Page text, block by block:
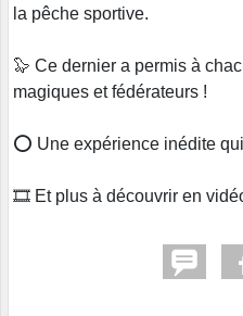
la pêche sportive.
🦭 Ce dernier a permis à
magiques et fédérateurs !
⭕️ Une expérience inédite
🎞️ Et plus à découvrir en